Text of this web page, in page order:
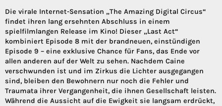
Die virale Internet-Sensation „The Amazing Digital Circus“
findet ihren lang ersehnten Abschluss in einem
spielfilmlangen Release im Kino! Dieser „Last Act“
kombiniert Episode 8 mit der brandneuen, einstündigen
Episode 9 – eine exklusive Chance für Fans, das Ende vor
allen anderen auf der Welt zu sehen. Nachdem Caine
verschwunden ist und im Zirkus die Lichter ausgegangen
sind, bleiben den Bewohnern nur noch die Fehler und
Traumata ihrer Vergangenheit, die ihnen Gesellschaft leisten.
Während die Aussicht auf die Ewigkeit sie langsam erdrückt,